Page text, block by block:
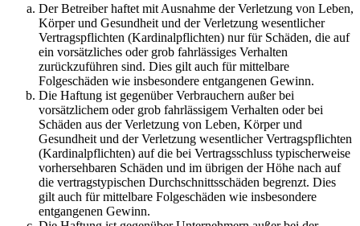
Der Betreiber haftet mit Ausnahme der Verletzung von Leben,
Körper und Gesundheit und der Verletzung wesentlicher
Vertragspflichten (Kardinalpflichten) nur für Schäden, die auf
ein vorsätzliches oder grob fahrlässiges Verhalten
zurückzuführen sind. Dies gilt auch für mittelbare
Folgeschäden wie insbesondere entgangenen Gewinn.
Die Haftung ist gegenüber Verbrauchern außer bei
vorsätzlichem oder grob fahrlässigem Verhalten oder bei
Schäden aus der Verletzung von Leben, Körper und
Gesundheit und der Verletzung wesentlicher Vertragspflichten
(Kardinalpflichten) auf die bei Vertragsschluss typischerweise
vorhersehbaren Schäden und im übrigen der Höhe nach auf
die vertragstypischen Durchschnittsschäden begrenzt. Dies
gilt auch für mittelbare Folgeschäden wie insbesondere
entgangenen Gewinn.